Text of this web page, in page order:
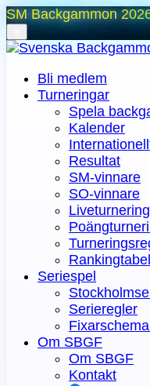
SM Backgammon
Bli medlem
Turneringar
Spela
Kalender
Resultat
SM-vinnare
SO-vinnare
Rankingtabell
Seriespel
Serieregler
Om SBGF
Om SBGF
Kontakt